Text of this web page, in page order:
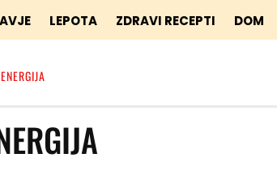
LEPOTA ZDRAVI RECEPTI DOM